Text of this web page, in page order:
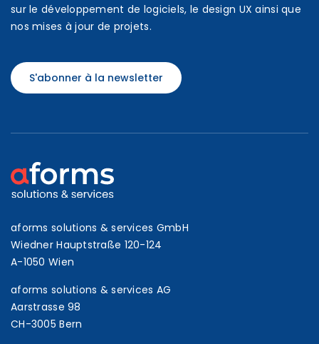
sur le développement de logiciels, le design UX ainsi que
nos mises à jour de projets.
S'abonner à la newsletter
aforms solutions & services GmbH
Wiedner Hauptstraße 120-124
A-1050 Wien
aforms solutions & services AG
Aarstrasse 98
CH-3005 Bern